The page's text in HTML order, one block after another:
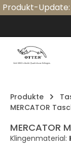
Zum Update:
Produkte
MERCATOR
MERCATOR
Klingenmaterial: